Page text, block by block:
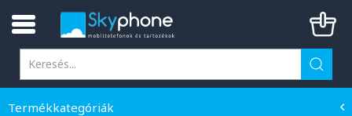
Termékkategóriák